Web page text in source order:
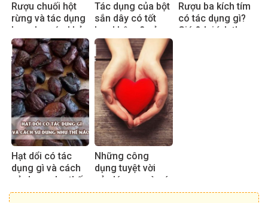
Rượu chuối hột
rừng và tác dụng
hay cho sức khỏe
Tác dụng của bột
sắn dây có tốt
hay không? sử
dụng đúng cách
hiệu quả
Rượu ba kích tím
có tác dụng gì?
Giá & lợi ích thực
Hạt dổi có tác
dụng gì và cách
sử dụng như thế
nào?
Những công
dụng tuyệt vời
của lá sen mà có
thể bạn chưa biết